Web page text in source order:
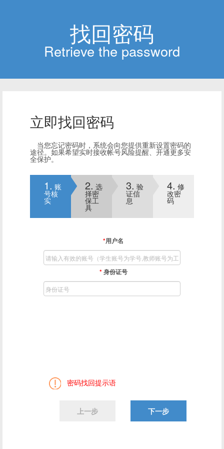
找回密码
Retrievethepassword
立即找回密码
当您忘记密码时，系统会向您提供重新设置密码的
途径。如果希望实时接收帐号风险提醒、开通更多安
全保护。
1. 账
号核
实
2. 选
择密
保工
具
3. 验
证信
息
4. 修
改密
码
*用户名
*身份证号
密码找回提示语
上一步 下一步